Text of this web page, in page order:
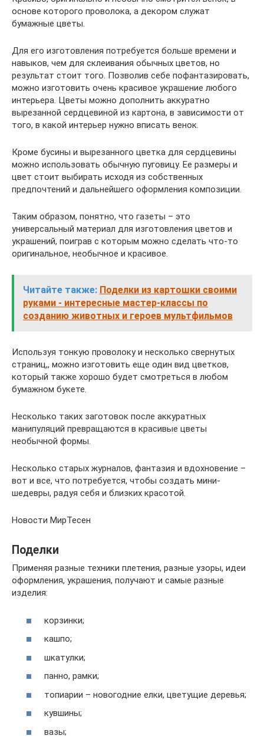
основе которого проволока, а декором служат
бумажные цветы.
Для его изготовления потребуется больше времени и
навыков, чем для склеивания обычных цветов, но
результат стоит того. Позволив себе пофантазировать,
можно изготовить очень красивое украшение любого
интерьера. Цветы можно дополнить аккуратно
вырезанной сердцевиной из картона, в зависимости от
того, в какой интерьер нужно вписать венок.
Кроме бусины и вырезанного цветка для сердцевины
можно использовать обычную пуговицу. Ее размеры и
цвет стоит выбирать исходя из собственных
предпочтений и дальнейшего оформления композиции.
Таким образом, понятно, что газеты – это
универсальный материал для изготовления цветов и
украшений, поиграв с которым можно сделать что-то
оригинальное, необычное и красивое.
Читайте также: Поделки из картошки своими
руками - интересные мастер-классы по
созданию животных и героев мультфильмов
Используя тонкую проволоку и несколько свернутых
страниц,, можно изготовить еще один вид цветков,
который также хорошо будет смотреться в любом
бумажном букете.
Несколько таких заготовок после аккуратных
манипуляций превращаются в красивые цветы
необычной формы.
Несколько старых журналов, фантазия и вдохновение –
вот и все, что потребуется, чтобы создать мини-
шедевры, радуя себя и близких красотой.
Новости МирТесен
Поделки
Применяя разные техники плетения, разные узоры, идеи
оформления, украшения, получают и самые разные
изделия:
корзинки;
кашпо;
шкатулки;
панно, рамки;
топиарии – новогодние елки, цветущие деревья;
кувшины;
вазы;